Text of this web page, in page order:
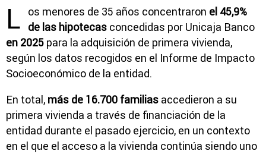
L os menores de 35 años concentraron el 45,9%
de las hipotecas concedidas por Unicaja Banco
en 2025 para la adquisición de primera vivienda,
según los datos recogidos en el Informe de Impacto
Socioeconómico de la entidad.
En total, más de 16.700 familias accedieron a su
primera vivienda a través de financiación de la
entidad durante el pasado ejercicio, en un contexto
en el que el acceso a la vivienda continúa siendo uno